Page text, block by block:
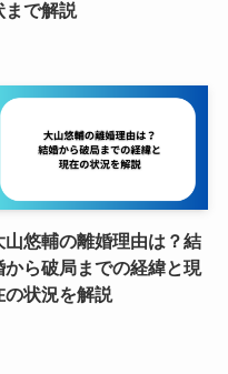
まで解説
山悠輔の離婚理由は？結
から破局までの経緯と現
の状況を解説